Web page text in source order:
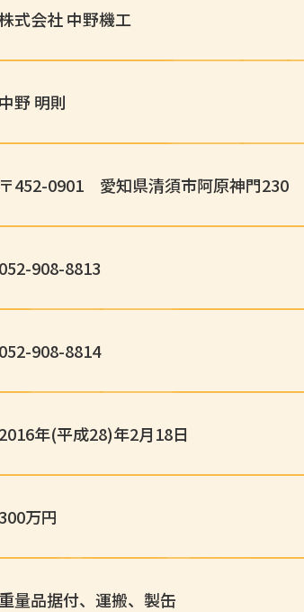
式会社 中野機工
中野 明則
〒452-0901 愛知県清須市阿原神門230
052-908-8813
052-908-8814
2016年(平成28)年2月18日
300万円
重量品据付、運搬、製缶